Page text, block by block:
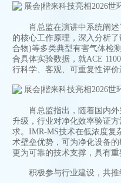
肖总监在演讲中系统阐述
的核心工作原理，深入分析
合物)等多类典型有害气体检
合具体实验数据，就ACE
行科学、客观、可重复性评价
肖总监指出，随着国内外
升级，行业对净化效率验证
求。IMR-MS技术在低浓度复
术壁垒优势，可为净化设备
更为可靠的技术支撑，具有
积极参与行业建设，共推